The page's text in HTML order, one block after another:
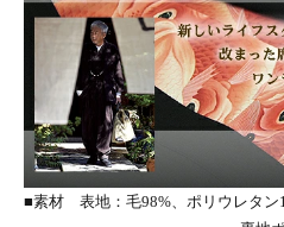
■素材 表地：毛98%、ポリウレタン